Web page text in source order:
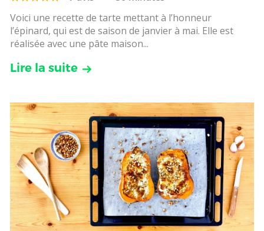
Voici une recette de tarte mettant à l’honneur
l’épinard, qui est de saison de janvier à mai. Elle est
réalisée avec une pâte maison...
Lire la suite